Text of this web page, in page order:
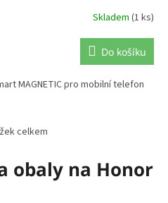
Skladem (1 ks)
Do košíku
MAGNETIC pro mobilní telefon
O
á
celkem
obaly na Honor